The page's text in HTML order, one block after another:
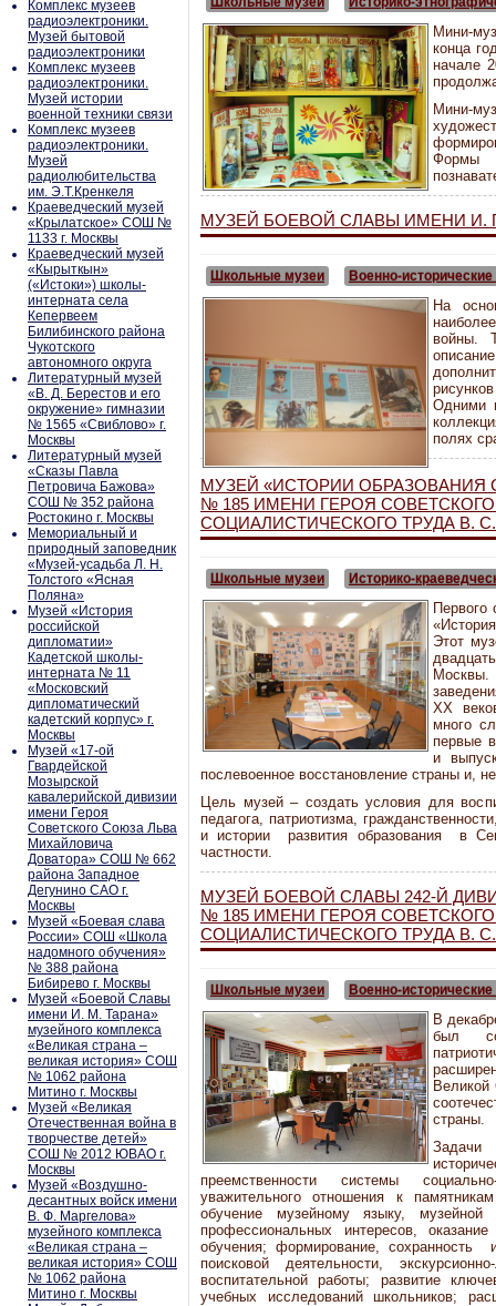
Комплекс музеев
радиоэлектроники.
Музей бытовой
радиоэлектроники
Комплекс музеев
радиоэлектроники.
Музей истории
военной техники связи
Комплекс музеев
радиоэлектроники.
Музей
радиолюбительства
им. Э.Т.Кренкеля
Краеведческий музей
«Крылатское» СОШ №
1133 г. Москвы
Краеведческий музей
«Кырыткын»
(«Истоки») школы-
интерната села
Кепервеем
Билибинского района
Чукотского
автономного округа
Литературный музей
«В. Д. Берестов и его
окружение» гимназии
№ 1565 «Свиблово» г.
Москвы
Литературный музей
«Сказы Павла
Петровича Бажова»
СОШ № 352 района
Ростокино г. Москвы
Мемориальный и
природный заповедник
«Музей-усадьба Л. Н.
Толстого «Ясная
Поляна»
Музей «История
российской
дипломатии»
Кадетской школы-
интерната № 11
«Московский
дипломатический
кадетский корпус» г.
Москвы
Музей «17-ой
Гвардейской
Мозырской
кавалерийской дивизии
имени Героя
Советского Союза Льва
Михайловича
Доватора» СОШ № 662
района Западное
Дегунино САО г.
Москвы
Музей «Боевая слава
России» СОШ «Школа
надомного обучения»
№ 388 района
Бибирево г. Москвы
Музей «Боевой Славы
имени И. М. Тарана»
музейного комплекса
«Великая страна –
великая история» СОШ
№ 1062 района
Митино г. Москвы
Музей «Великая
Отечественная война в
творчестве детей»
СОШ № 2012 ЮВАО г.
Москвы
Музей «Воздушно-
десантных войск имени
В. Ф. Маргелова»
музейного комплекса
«Великая страна –
великая история» СОШ
№ 1062 района
Митино г. Москвы
Мини-
конца
начале
Мини-
Формы
МУЗЕЙ БОЕВОЙ СЛАВЫ ИМЕНИ И.
Школьные музеи Военно-
На
войны.
Одними
полях
MУЗЕЙ «ИСТОРИИ
№ 185 ИМЕНИ ГЕРОЯ
СОЦИАЛИСТИЧЕСКОГО ТРУДА В.
Школьные музеи Историко-
Этот
XX
много
первые
и
послевоенное восстановление страны и,
Цель музей – создать условия для
педагога, патриотизма,
и истории развития образования в
частности.
МУЗЕЙ БОЕВОЙ СЛАВЫ 242-Й
№ 185 ИМЕНИ ГЕРОЯ
СОЦИАЛИСТИЧЕСКОГО ТРУДА В.
Школьные музеи Военно-
В
был
Великой
страны.
Задачи
преемственности системы
уважительного отношения к
обучение музейному языку,
профессиональных интересов,
обучения; формирование, сохранность
поисковой деятельности,
воспитательной работы; развитие
учебных исследований школьников;